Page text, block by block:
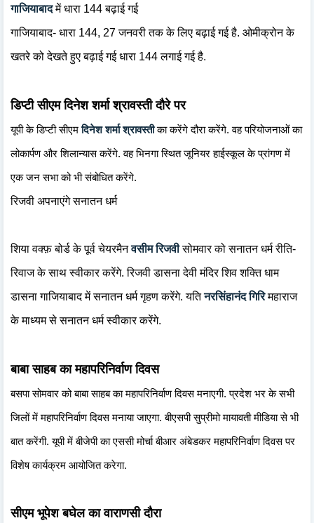
गाजियाबादमें धारा 144 बढ़ाई गई
गाजियाबाद- धारा 144, 27 जनवरी तक के लिए बढ़ाई गई है. ओमीक्रोन के
खतरे को देखते हुए बढ़ाई गई धारा 144 लगाई गई है.
डिप्टी सीएम दिनेश शर्मा श्रावस्ती दौरे पर
यूपी के डिप्टी सीएमदिनेश शर्मा श्रावस्तीका करेंगे दौरा करेंगे. वह परियोजनाओं का
लोकार्पण और शिलान्यास करेंगे. वह भिनगा स्थित जूनियर हाईस्कूल के प्रांगण में
एक जन सभा को भी संबोधित करेंगे.
रिजवी अपनाएंगे सनातन धर्म
शिया वक्फ़ बोर्ड के पूर्व चेयरमैनवसीम रिजवीसोमवार को सनातन धर्म रीति-
रिवाज के साथ स्वीकार करेंगे. रिजवी डासना देवी मंदिर शिव शक्ति धाम
डासना गाजियाबाद में सनातन धर्म गृहण करेंगे. यतिनरसिंहानंद गिरिमहाराज
के माध्यम से सनातन धर्म स्वीकार करेंगे.
बाबा साहब का महापरिनिर्वाण दिवस
बसपा सोमवार को बाबा साहब का महापरिनिर्वाण दिवस मनाएगी. प्रदेश भर के सभी
जिलों में महापरिनिर्वाण दिवस मनाया जाएगा. बीएसपी सुप्रीमो मायावती मीडिया से भी
बात करेंगी. यूपी में बीजेपी का एससी मोर्चा बीआर अंबेडकर महापरिनिर्वाण दिवस पर
विशेष कार्यक्रम आयोजित करेगा.
सीएम भूपेश बघेल का वाराणसी दौरा